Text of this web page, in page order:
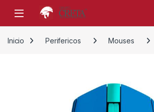
Skip to navigation
Skip to content
Inicio Perifericos Mouses